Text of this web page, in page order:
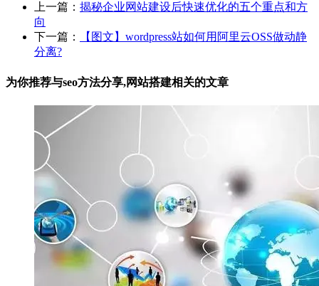
上一篇： 揭秘企业网站建设后快速优化的五个重点和方
向
下一篇：
【图文】wordpress站如何用阿里云OSS做动静
分离?
为你推荐与seo方法分享,网站搭建相关的文章